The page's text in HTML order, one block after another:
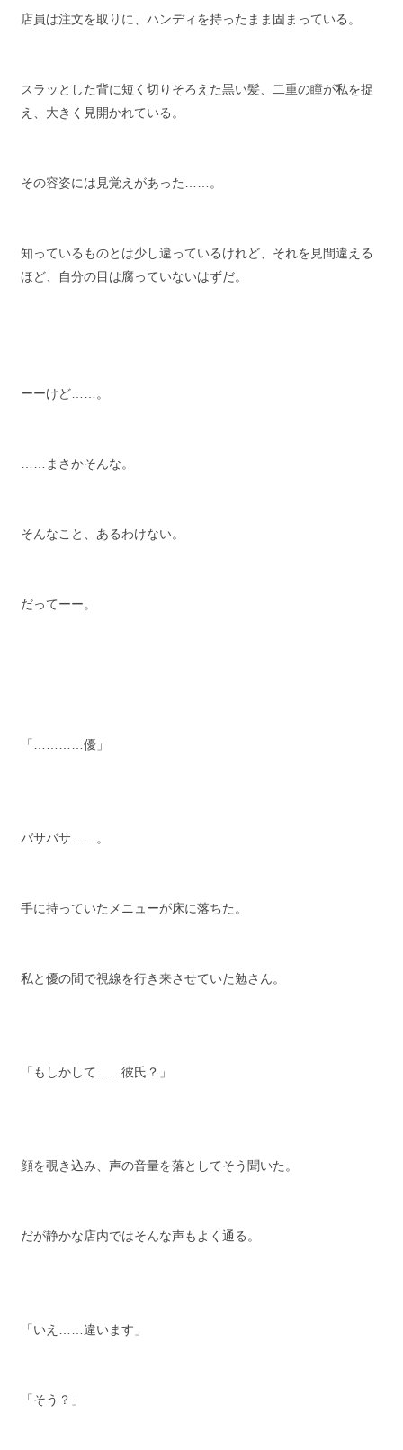
店員は注文を取りに、ハンディを持ったまま固まっている。
スラッとした背に短く切りそろえた黒い髪、二重の瞳が私を捉
え、大きく見開かれている。
その容姿には見覚えがあった……。
知っているものとは少し違っているけれど、それを見間違える
ほど、自分の目は腐っていないはずだ。
ーーけど……。
……まさかそんな。
そんなこと、あるわけない。
だってーー。
「…………優」
バサバサ……。
手に持っていたメニューが床に落ちた。
私と優の間で視線を行き来させていた勉さん。
「もしかして……彼氏？」
顔を覗き込み、声の音量を落としてそう聞いた。
だが静かな店内ではそんな声もよく通る。
「いえ……違います」
「そう？」